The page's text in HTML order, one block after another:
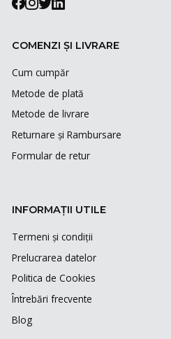
COMENZI ȘI LIVRARE
Cum cumpăr
Metode de plată
Metode de livrare
Returnare și Rambursare
Formular de retur
INFORMAȚII UTILE
Termeni și condiții
Prelucrarea datelor
Politica de Cookies
Întrebări frecvente
Blog